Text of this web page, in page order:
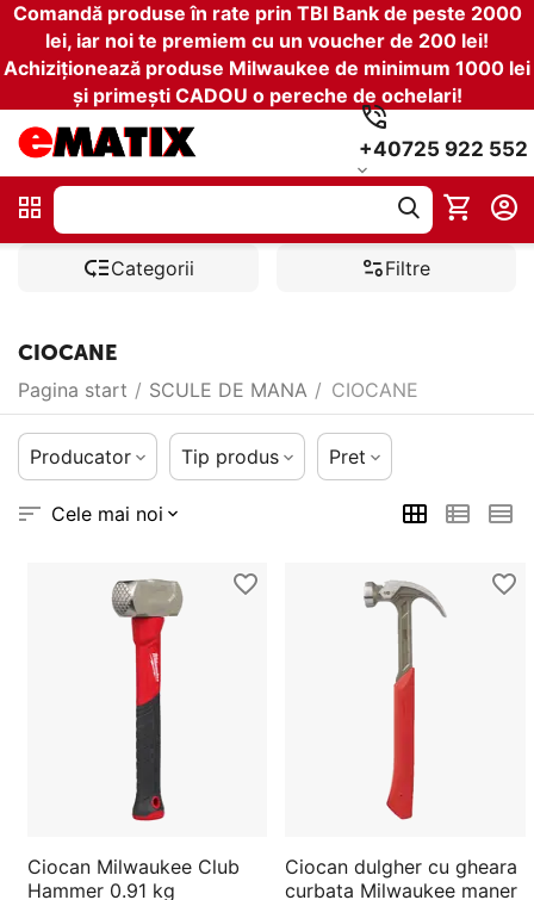
Comandă produse în rate prin TBI Bank de peste 2000
lei, iar noi te premiem cu un voucher de 200 lei!
Achiziționează produse Milwaukee de minimum 1000 lei
și primești CADOU o pereche de ochelari!
+40725 922 552
Categorii Filtre
CIOCANE
Pagina start / SCULE DE MANA / CIOCANE
Producator Tip produs Pret
Cele mai noi
Ciocan Milwaukee Club
Hammer 0.91 kg
Ciocan dulgher cu gheara
curbata Milwaukee maner